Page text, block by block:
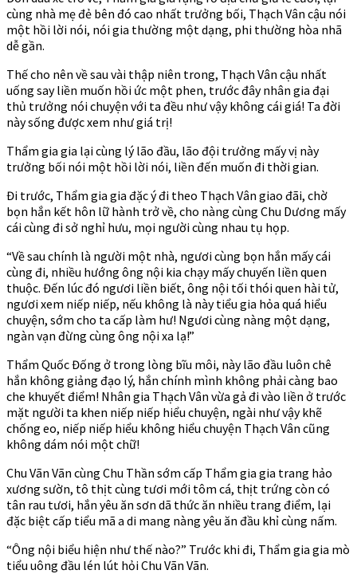
cùng nhà mẹ đẻ bên đó cao nhất trưởng bối, Thạch Vân cậu nói
một hồi lời nói, nói gia thường một dạng, phi thường hòa nhã
dễ gần.
Thế cho nên về sau vài thập niên trong, Thạch Vân cậu nhất
uống say liền muốn hồi ức một phen, trước đây nhân gia đại
thủ trưởng nói chuyện với ta đều như vậy không cái giá! Ta đời
này sống được xem như giá trị!
Thẩm gia gia lại cùng lý lão đầu, lão đội trưởng mấy vị này
trưởng bối nói một hồi lời nói, liền đến muốn đi thời gian.
Đi trước, Thẩm gia gia đặc ý đi theo Thạch Vân giao đãi, chờ
bọn hắn kết hôn lữ hành trở về, cho nàng cùng Chu Dương mấy
cái cùng đi sở nghỉ hưu, mọi người cùng nhau tụ họp.
“Về sau chính là người một nhà, ngươi cùng bọn hắn mấy cái
cùng đi, nhiều hướng ông nội kia chạy mấy chuyến liền quen
thuộc. Đến lúc đó ngươi liền biết, ông nội tối thói quen hài tử,
ngươi xem niếp niếp, nếu không là này tiểu gia hỏa quá hiểu
chuyện, sớm cho ta cấp làm hư! Ngươi cùng nàng một dạng,
ngàn vạn đừng cùng ông nội xa lạ!”
Thẩm Quốc Đống ở trong lòng bĩu môi, này lão đầu luôn chê
hắn không giảng đạo lý, hắn chính mình không phải càng bao
che khuyết điểm! Nhân gia Thạch Vân vừa gả đi vào liền ở trước
mặt người ta khen niếp niếp hiểu chuyện, ngài như vậy khẽ
chống eo, niếp niếp hiểu không hiểu chuyện Thạch Vân cũng
không dám nói một chữ!
Chu Vãn Vãn cùng Chu Thần sớm cấp Thẩm gia gia trang hảo
xương sườn, tô thịt cùng tươi mới tôm cá, thịt trứng còn có
tân rau tươi, hắn yêu ăn sơn dã thức ăn nhiều trang điểm, lại
đặc biệt cấp tiểu mã a di mang nàng yêu ăn đầu khỉ cùng nấm.
“Ông nội biểu hiện như thế nào?” Trước khi đi, Thẩm gia gia mò
tiểu uông đầu lén lút hỏi Chu Vãn Vãn.